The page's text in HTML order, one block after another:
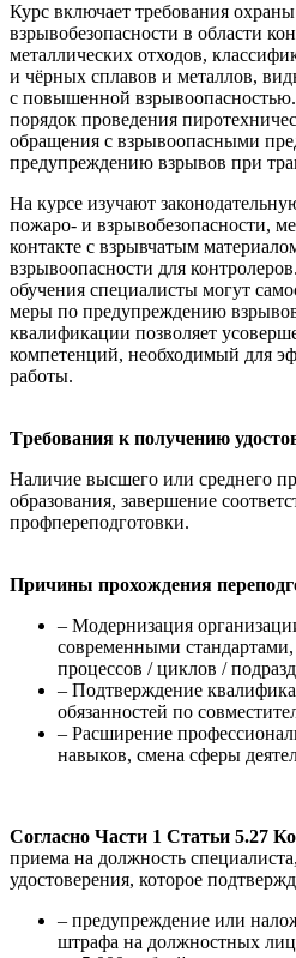
Курс включает требования
взрывобезопасности в области
металлических отходов,
и чёрных сплавов и металлов,
с повышенной
порядок проведения
обращения с взрывоопасными
предупреждению взрывов при
На курсе изучают
пожаро- и взрывобезопасности,
контакте с взрывчатым
взрывоопасности для
обучения специалисты могут
меры по предупреждению
квалификации позволяет
компетенций, необходимый для
работы.
Tребования к получению
Наличие высшего или среднего
образования, завершение
профпереподготовки.
Причины прохождения
– Модернизация
современными
процессов / циклов /
– Подтверждение
обязанностей по
– Расширение
навыков, смена сферы
Согласно Части 1 Статьи 5.27
приема на должность
удостоверения, которое
– предупреждение или
штрафа на должностных лиц